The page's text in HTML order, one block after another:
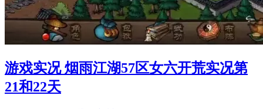
游戏实况 烟雨江湖57区女六开荒实况第
21和22天